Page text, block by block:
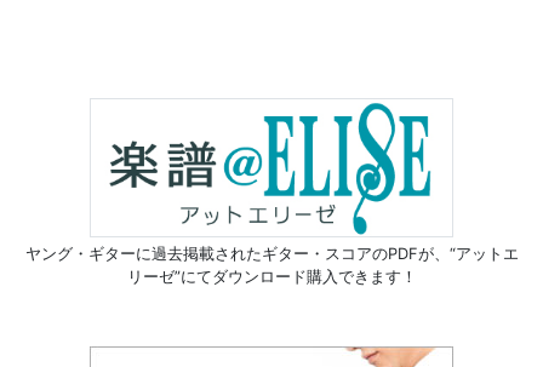
ヤング・ギターに過去掲載されたギター・スコアのPDFが、 “アットエ
リーゼ”にてダウンロード購入できます！